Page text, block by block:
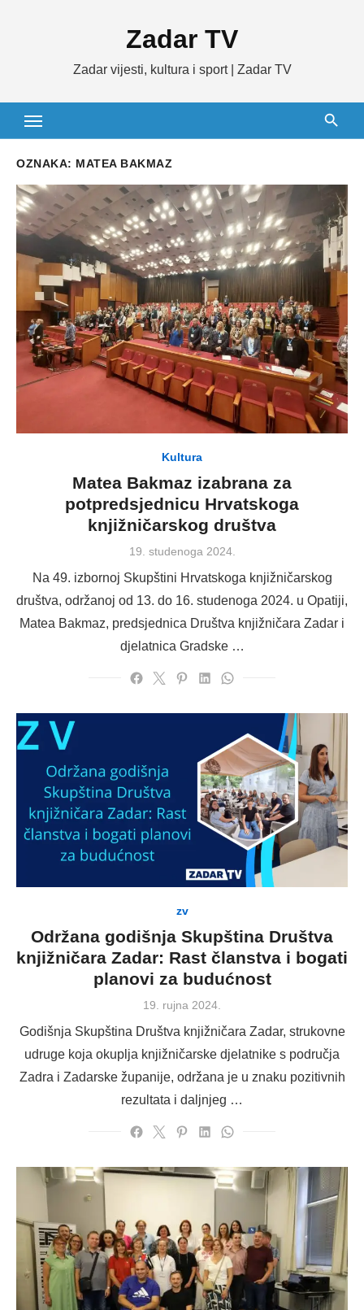
Zadar TV
Zadar vijesti, kultura i sport | Zadar TV
OZNAKA: MATEA BAKMAZ
Kultura
Matea Bakmaz izabrana za
potpredsjednicu Hrvatskoga
knjižničarskog društva
Posted
19. studenoga 2024.
Na 49. izbornoj Skupštini Hrvatskoga knjižničarskog
društva, održanoj od 13. do 16. studenoga 2024. u Opatiji,
Matea Bakmaz, predsjednica Društva knjižničara Zadar i
djelatnica Gradske …
zv
Održana godišnja Skupština Društva
knjižničara Zadar: Rast članstva i bogati
planovi za budućnost
Posted
19. rujna 2024.
Godišnja Skupština Društva knjižničara Zadar, strukovne
udruge koja okuplja knjižničarske djelatnike s područja
Zadra i Zadarske županije, održana je u znaku pozitivnih
rezultata i daljnjeg …